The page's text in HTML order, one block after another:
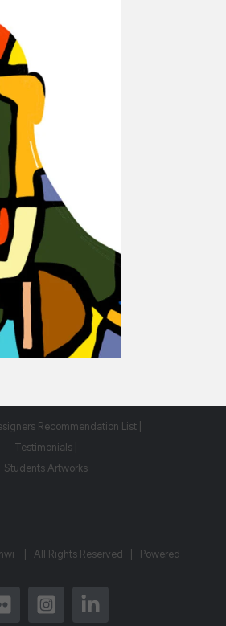
Recommendation List |
Testimonials |
Students Artworks
| All Rights Reserved | Powered